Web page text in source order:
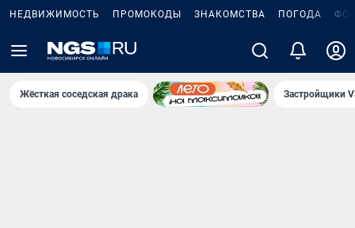
НЕДВИЖИМОСТЬ ПРОМОКОДЫ ЗНАКОМСТВА ПОГОДА
Жёсткая соседская драка Застройщики